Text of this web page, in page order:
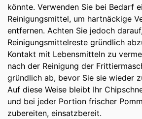
könnte. Verwenden Sie bei Bedarf
Reinigungsmittel, um hartnäckige
entfernen. Achten Sie jedoch
Reinigungsmittelreste gründlich
Kontakt mit Lebensmitteln zu
nach der Reinigung der
gründlich ab, bevor Sie sie wieder
Auf diese Weise bleibt Ihr
und bei jeder Portion frischer
zubereiten, einsatzbereit.